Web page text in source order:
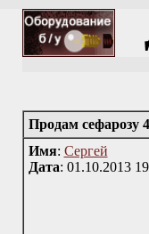
Продам сефарозу
Имя: Сергей
Дата: 01.10.2013